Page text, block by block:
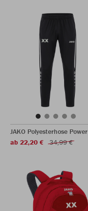
JAKO Polyesterhose Power
ab 22,20 €
34,99 €